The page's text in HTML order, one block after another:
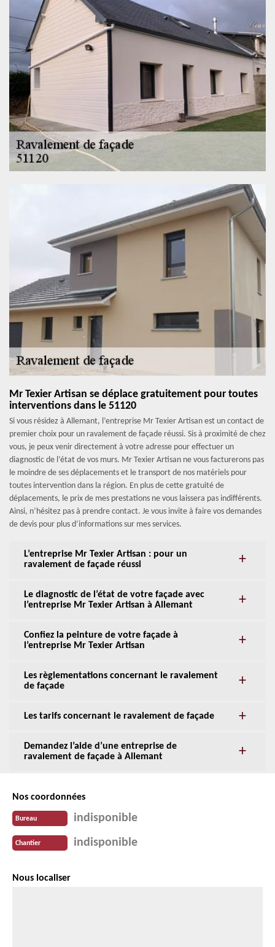
Mr Texier Artisan se déplace gratuitement pour toutes
interventions dans le 51120
Si vous résidez à Allemant, l’entreprise Mr Texier Artisan est un contact de
premier choix pour un ravalement de façade réussi. Sis à proximité de chez
vous, je peux venir directement à votre adresse pour effectuer un
diagnostic de l’état de vos murs. Mr Texier Artisan ne vous facturerons pas
le moindre de ses déplacements et le transport de nos matériels pour
toutes intervention dans la région. En plus de cette gratuité de
déplacements, le prix de mes prestations ne vous laissera pas indifférents.
Ainsi, n’hésitez pas à prendre contact. Je vous invite à faire vos demandes
de devis pour plus d’informations sur mes services.
L’entreprise Mr Texier Artisan : pour un
ravalement de façade réussi
Le diagnostic de l’état de votre façade avec
l’entreprise Mr Texier Artisan à Allemant
Confiez la peinture de votre façade à
l’entreprise Mr Texier Artisan
Les règlementations concernant le ravalement
de façade
Les tarifs concernant le ravalement de façade
Demandez l’aide d’une entreprise de
ravalement de façade à Allemant
Nos coordonnées
Bureau indisponible
Chantier indisponible
Nous localiser